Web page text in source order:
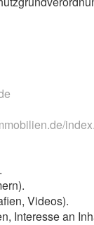
Videos).
Interesse an